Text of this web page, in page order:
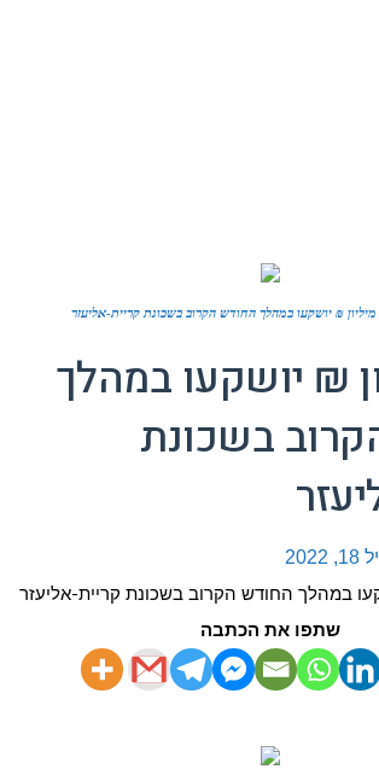
₪ יושקעו במהלך
בשכונת
שתפו את הכתבה